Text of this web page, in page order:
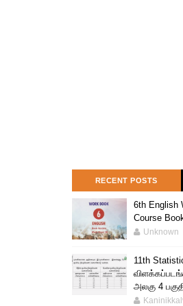
RECENT POSTS
6th English
Course
Unknown
11th
அலகு 4